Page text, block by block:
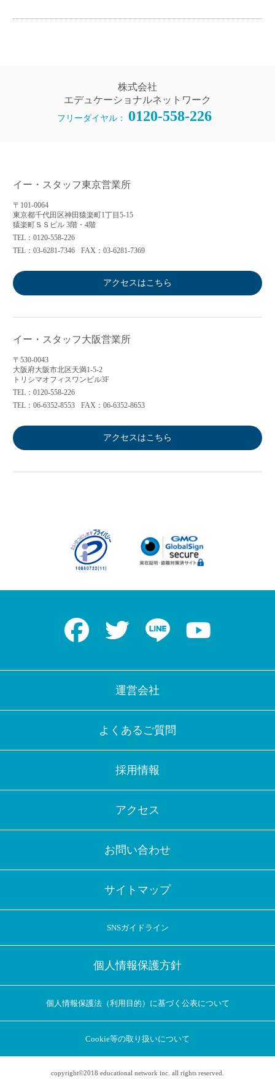
株式会社
エデュケーショナルネットワーク
フリーダイヤル： 0120-558-226
イー・スタッフ東京営業所
〒101-0064
東京都千代田区神田猿楽町1丁目5-15
猿楽町ＳＳビル 3階・4階
TEL：0120-558-226
TEL：03-6281-7346
FAX：03-6281-7369
アクセスはこちら
イー・スタッフ大阪営業所
〒530-0043
大阪府大阪市北区天満1-5-2
トリシマオフィスワンビル3F
TEL：0120-558-226
TEL：06-6352-8553
FAX：06-6352-8653
アクセスはこちら
Facebook Twitter LINE
運営会社
よくあるご質問
採用情報
アクセス
お問い合わせ
サイトマップ
SNSガイドライン
個人情報保護方針
個人情報保護法（利用目的）に基づく公表について
Cookie等の取り扱いについて
copyright©2018 educational network inc. all rights reserved.